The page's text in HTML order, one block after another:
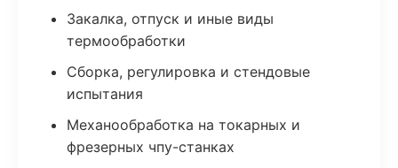
Закалка, отпуск и иные виды
термообработки
Сборка, регулировка и стендовые
испытания
Механообработка на токарных и
фрезерных чпу-станках